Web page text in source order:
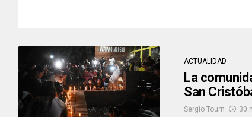
ACTUALIDAD
La
San
Sergio Tourn 30